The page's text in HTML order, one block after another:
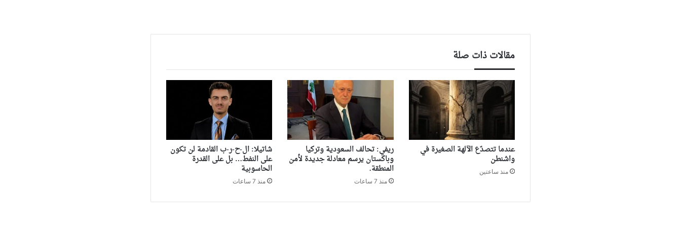
مقالات ذات صلة
‏عندما تتصدّع الآلهة الصغيرة في
واشنطن
منذ ساعتين
ريفي: تحالف السعودية وتركيا
وباكستان يرسم معادلة جديدة لأمن
المنطقة.
منذ 7 ساعات
شاتيلا: ال-ح-ر-ب القادمة لن تكون
على النفط… بل على القدرة
الحاسوبية
منذ 7 ساعات